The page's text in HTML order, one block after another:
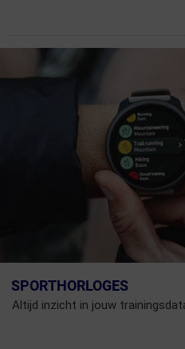
SPORTHORLOGES
Altijd inzicht in jouw